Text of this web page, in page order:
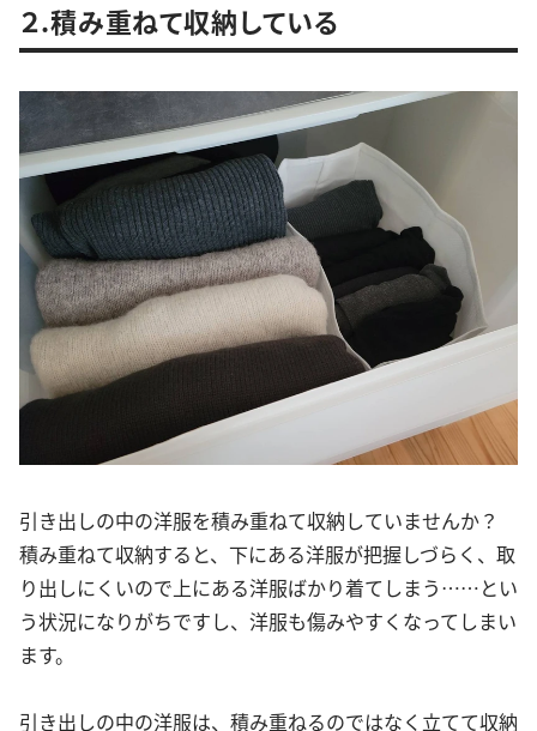
２.積み重ねて収納している
引き出しの中の洋服を積み重ねて収納していませんか？
積み重ねて収納すると、下にある洋服が把握しづらく、取
り出しにくいので上にある洋服ばかり着てしまう……とい
う状況になりがちですし、洋服も傷みやすくなってしまい
ます。
引き出しの中の洋服は、積み重ねるのではなく立てて収納